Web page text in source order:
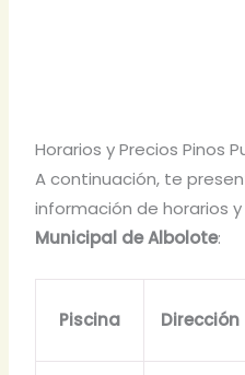
Horarios y Precios Pinos
A continuación, te
información de horarios
Municipal de Albolote:
Piscina Dirección